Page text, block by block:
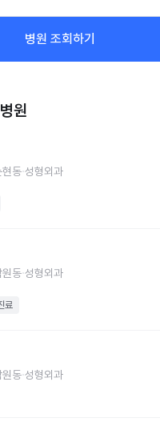
병원 조회하기
병원
현동 성형외과
원동 성형외과
료
원동 성형외과